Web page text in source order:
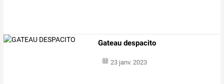
Gateau despacito
23 janv. 2023